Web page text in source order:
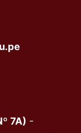
7A) -